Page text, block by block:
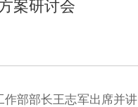
案研讨会
部部长王志军出席并讲